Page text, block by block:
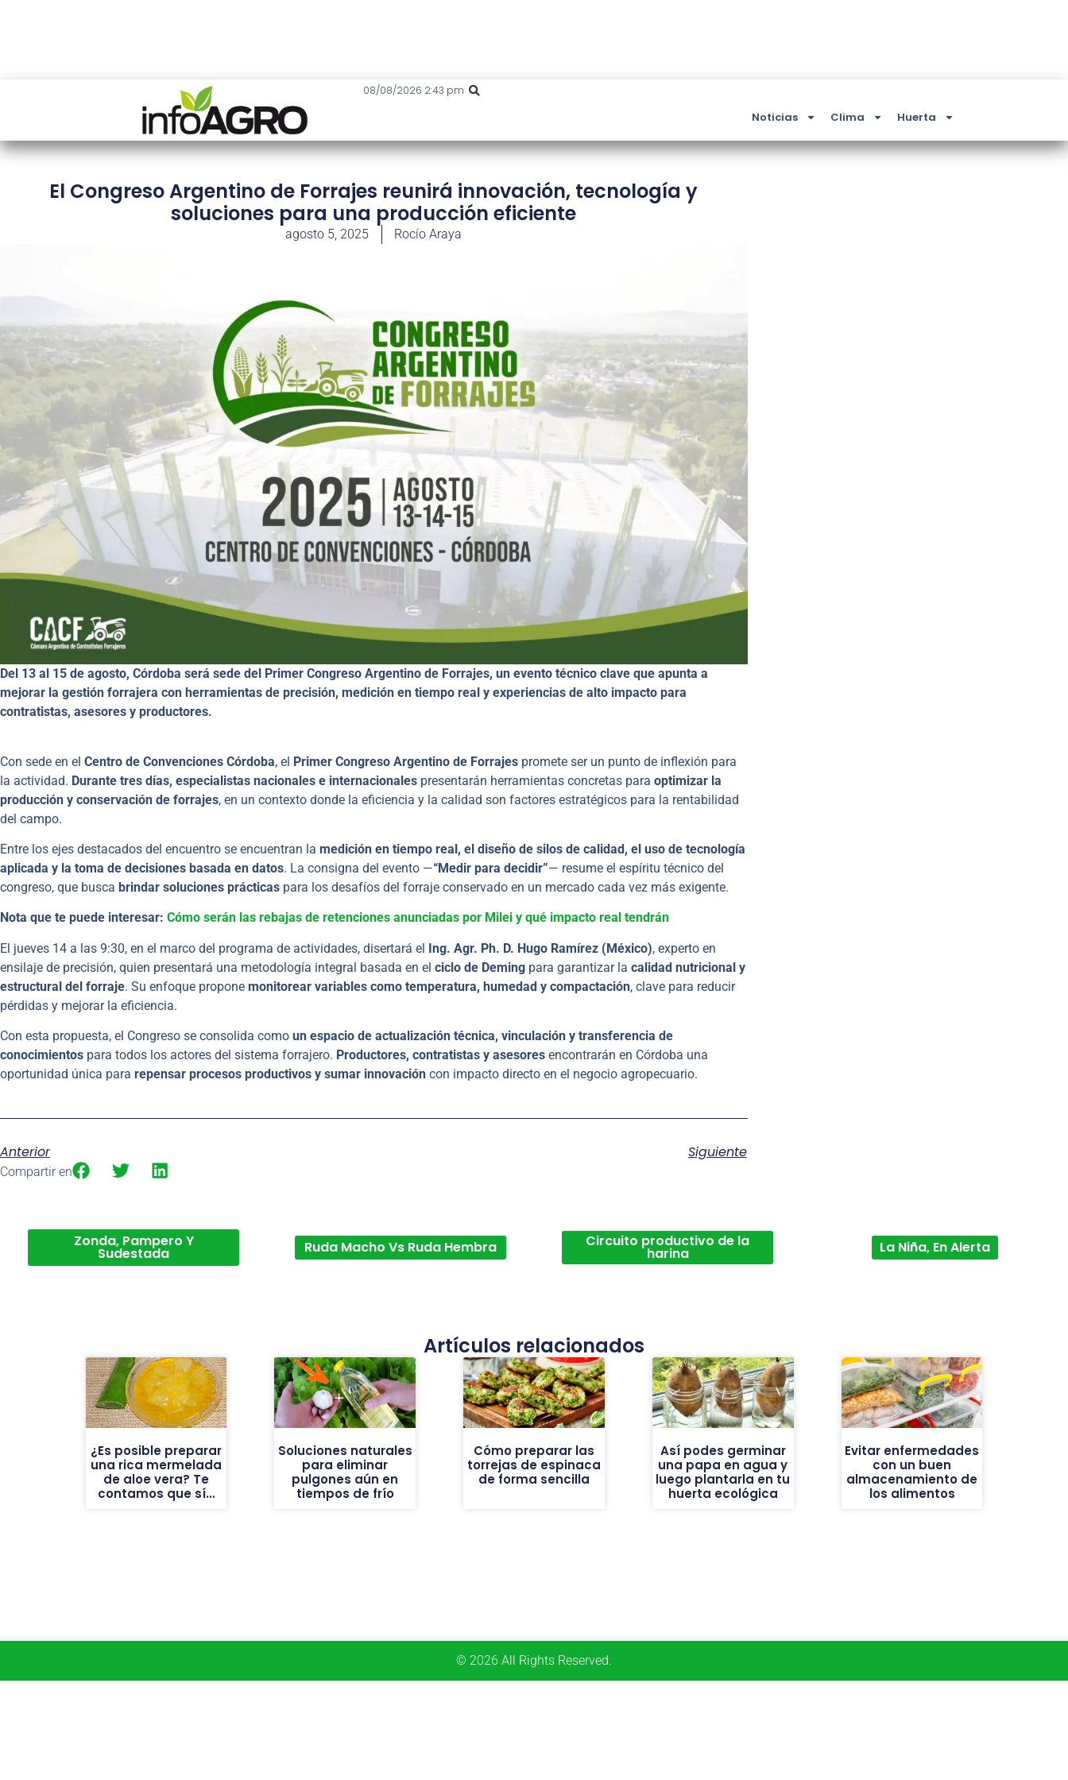
08/08/2026 2:43 pm
Noticias Clima Huerta
El Congreso Argentino de Forrajes reunirá innovación, tecnología y
soluciones para una producción eficiente
agosto 5, 2025 Rocío Araya
Del 13 al 15 de agosto, Córdoba será sede del Primer Congreso Argentino de Forrajes, un evento técnico clave que apunta a
mejorar la gestión forrajera con herramientas de precisión, medición en tiempo real y experiencias de alto impacto para
contratistas, asesores y productores.
Con sede en el Centro de Convenciones Córdoba, el Primer Congreso Argentino de Forrajes promete ser un punto de inflexión para
la actividad. Durante tres días, especialistas nacionales e internacionales presentarán herramientas concretas para optimizar la
producción y conservación de forrajes, en un contexto donde la eficiencia y la calidad son factores estratégicos para la rentabilidad
del campo.
Entre los ejes destacados del encuentro se encuentran la medición en tiempo real, el diseño de silos de calidad, el uso de tecnología
aplicada y la toma de decisiones basada en datos. La consigna del evento —“Medir para decidir”— resume el espíritu técnico del
congreso, que busca brindar soluciones prácticas para los desafíos del forraje conservado en un mercado cada vez más exigente.
Nota que te puede interesar: Cómo serán las rebajas de retenciones anunciadas por Milei y qué impacto real tendrán
El jueves 14 a las 9:30, en el marco del programa de actividades, disertará el Ing. Agr. Ph. D. Hugo Ramírez (México), experto en
ensilaje de precisión, quien presentará una metodología integral basada en el ciclo de Deming para garantizar la calidad nutricional y
estructural del forraje. Su enfoque propone monitorear variables como temperatura, humedad y compactación, clave para reducir
pérdidas y mejorar la eficiencia.
Con esta propuesta, el Congreso se consolida como un espacio de actualización técnica, vinculación y transferencia de
conocimientos para todos los actores del sistema forrajero. Productores, contratistas y asesores encontrarán en Córdoba una
oportunidad única para repensar procesos productivos y sumar innovación con impacto directo en el negocio agropecuario.
Anterior Siguiente
Compartir en
Zonda, Pampero Y
Sudestada Ruda Macho Vs Ruda Hembra Circuito productivo de la
harina La Niña, En Alerta
Artículos relacionados
¿Es posible preparar
una rica mermelada
de aloe vera? Te
contamos que sí…
Soluciones naturales
para eliminar
pulgones aún en
tiempos de frío
Cómo preparar las
torrejas de espinaca
de forma sencilla
Así podes germinar
una papa en agua y
luego plantarla en tu
huerta ecológica
Evitar enfermedades
con un buen
almacenamiento de
los alimentos
© 2026 All Rights Reserved.